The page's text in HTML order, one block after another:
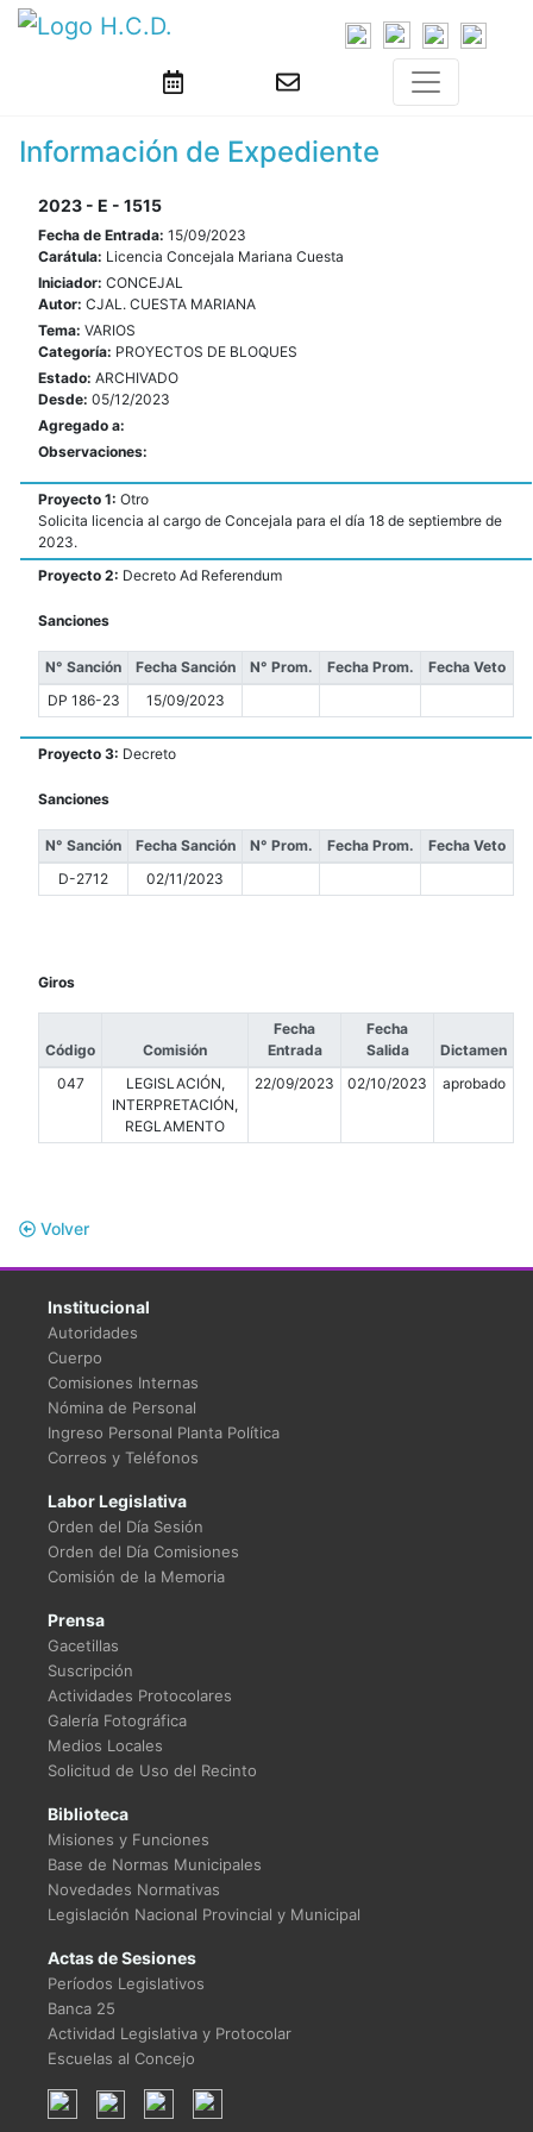
Información de Expediente
2023 - E - 1515
Fecha de Entrada: 15/09/2023
Carátula: Licencia Concejala Mariana Cuesta
Iniciador: CONCEJAL
Autor: CJAL. CUESTA MARIANA
Tema: VARIOS
Categoría: PROYECTOS DE BLOQUES
Estado: ARCHIVADO
Desde: 05/12/2023
Agregado a:
Observaciones:
Proyecto 1: Otro
Solicita licencia al cargo de Concejala para el día 18 de septiembre de
2023.
Proyecto 2: Decreto Ad Referendum
Sanciones
N° Sanción Fecha Sanción N° Prom. Fecha Prom.
Fecha Veto
DP 186-23
15/09/2023
Proyecto 3: Decreto
Sanciones
N° Sanción Fecha Sanción N° Prom. Fecha Prom.
Fecha Veto
D-2712
02/11/2023
Giros
Código Comisión
Fecha
Entrada
Fecha
Salida
Dictamen
047
LEGISLACIÓN,
INTERPRETACIÓN,
REGLAMENTO
22/09/2023 02/10/2023 aprobado
Volver
Institucional
Autoridades
Cuerpo
Comisiones Internas
Nómina de Personal
Ingreso Personal Planta Política
Correos y Teléfonos
Labor Legislativa
Orden del Día Sesión
Orden del Día Comisiones
Comisión de la Memoria
Prensa
Gacetillas
Suscripción
Actividades Protocolares
Galería Fotográfica
Medios Locales
Solicitud de Uso del Recinto
Biblioteca
Misiones y Funciones
Base de Normas Municipales
Novedades Normativas
Legislación Nacional Provincial y Municipal
Actas de Sesiones
Períodos Legislativos
Banca 25
Actividad Legislativa y Protocolar
Escuelas al Concejo